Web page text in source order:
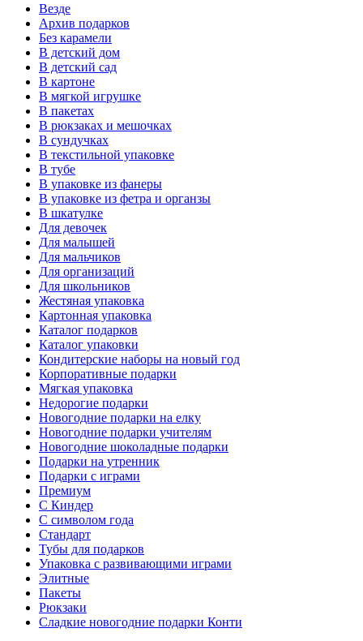
Везде
Архив подарков
Без карамели
В детский дом
В детский сад
В картоне
В мягкой игрушке
В пакетах
В рюкзаках и мешочках
В сундучках
В текстильной упаковке
В тубе
В упаковке из фанеры
В упаковке из фетра и органзы
В шкатулке
Для девочек
Для малышей
Для мальчиков
Для организаций
Для школьников
Жестяная упаковка
Картонная упаковка
Каталог подарков
Каталог упаковки
Кондитерские наборы на новый год
Корпоративные подарки
Мягкая упаковка
Недорогие подарки
Новогодние подарки на елку
Новогодние подарки учителям
Новогодние шоколадные подарки
Подарки на утренник
Подарки с играми
Премиум
С Киндер
С символом года
Стандарт
Тубы для подарков
Упаковка с развивающими играми
Элитные
Пакеты
Рюкзаки
Сладкие новогодние подарки Конти